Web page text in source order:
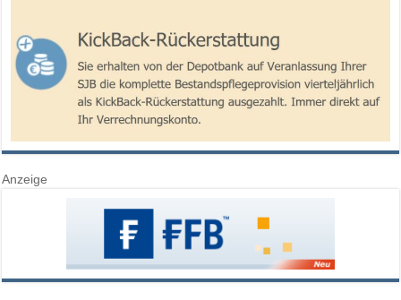
Anzeige